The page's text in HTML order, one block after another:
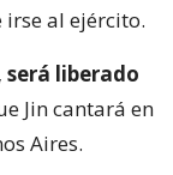
irse al ejército.
será liberado
Jin cantará en
Aires.